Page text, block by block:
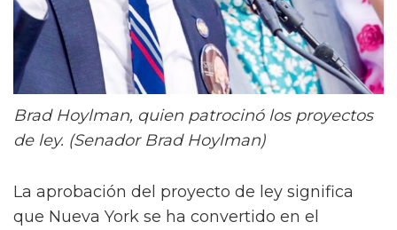
Brad Hoylman, quien patrocinó los proyectos
de ley. (Senador Brad Hoylman)
La aprobación del proyecto de ley significa
que Nueva York se ha convertido en el